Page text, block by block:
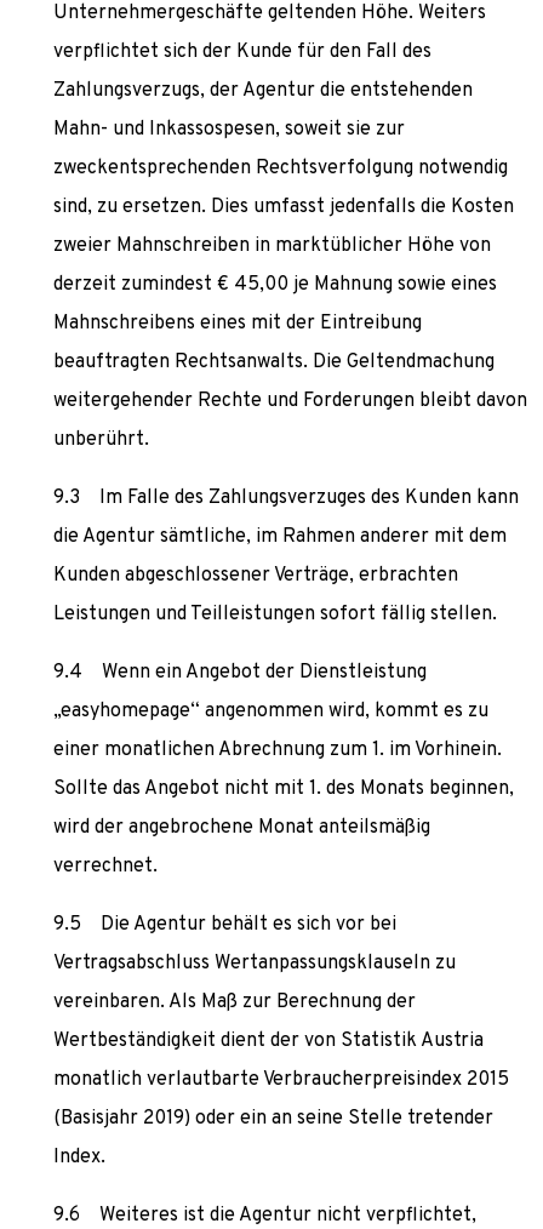
Unternehmergeschäfte geltenden Höhe. Weiters
verpflichtet sich der Kunde für den Fall des
Zahlungsverzugs, der Agentur die entstehenden
Mahn- und Inkassospesen, soweit sie zur
zweckentsprechenden Rechtsverfolgung notwendig
sind, zu ersetzen. Dies umfasst jedenfalls die Kosten
zweier Mahnschreiben in marktüblicher Höhe von
derzeit zumindest € 45,00 je Mahnung sowie eines
Mahnschreibens eines mit der Eintreibung
beauftragten Rechtsanwalts. Die Geltendmachung
weitergehender Rechte und Forderungen bleibt davon
unberührt.
Im Falle des Zahlungsverzuges des Kunden kann
die Agentur sämtliche, im Rahmen anderer mit dem
Kunden abgeschlossener Verträge, erbrachten
Leistungen und Teilleistungen sofort fällig stellen.
Wenn ein Angebot der Dienstleistung
„easyhomepage“ angenommen wird, kommt es zu
einer monatlichen Abrechnung zum 1. im Vorhinein.
Sollte das Angebot nicht mit 1. des Monats beginnen,
wird der angebrochene Monat anteilsmäßig
verrechnet.
Die Agentur behält es sich vor bei
Vertragsabschluss Wertanpassungsklauseln zu
vereinbaren. Als Maß zur Berechnung der
Wertbeständigkeit dient der von Statistik Austria
monatlich verlautbarte Verbraucherpreisindex 2015
(Basisjahr 2019) oder ein an seine Stelle tretender
Index.
Weiteres ist die Agentur nicht verpflichtet,